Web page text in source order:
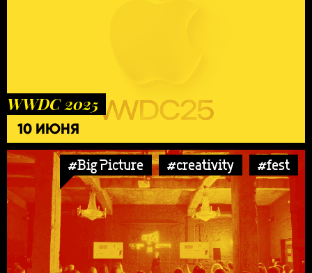
WWDC 2025
10 ИЮНЯ
#Big Picture #creativity #fest